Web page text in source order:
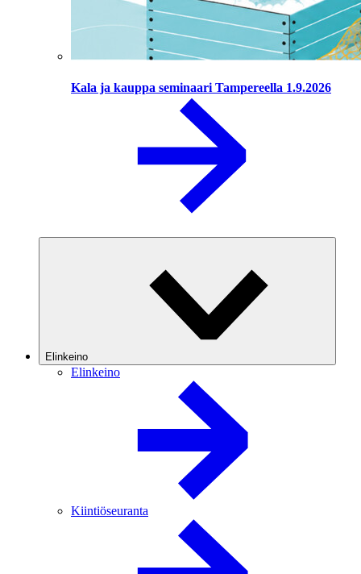
Kala ja kauppa seminaari Tampereella 1.9.2026
Elinkeino
Elinkeino
Kiintiöseuranta